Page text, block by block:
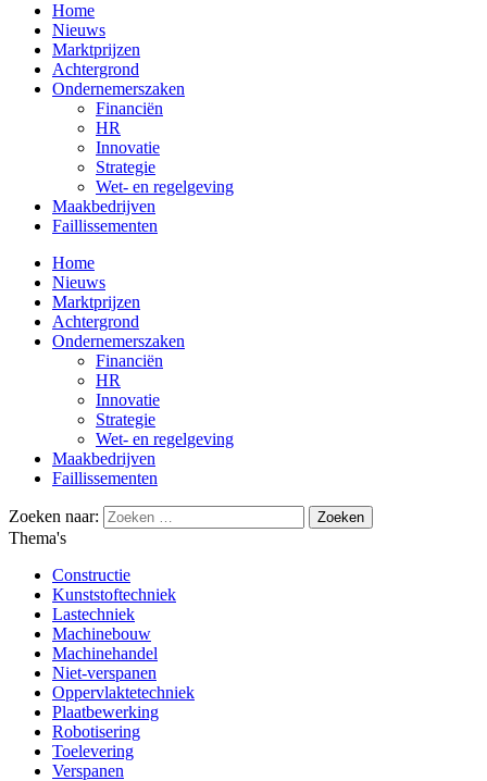
Home
Nieuws
Marktprijzen
Achtergrond
Ondernemerszaken
Financiën
HR
Innovatie
Strategie
Wet- en regelgeving
Maakbedrijven
Faillissementen
Home
Nieuws
Marktprijzen
Achtergrond
Ondernemerszaken
Financiën
HR
Innovatie
Strategie
Wet- en regelgeving
Maakbedrijven
Faillissementen
Zoeken naar:
Thema's
Constructie
Kunststoftechniek
Lastechniek
Machinebouw
Machinehandel
Niet-verspanen
Oppervlaktetechniek
Plaatbewerking
Robotisering
Toelevering
Verspanen